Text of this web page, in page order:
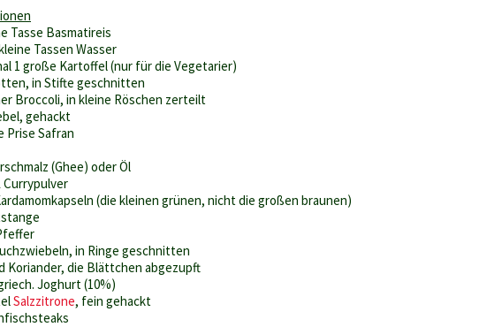
Tasse Basmatireis
Tassen Wasser
1 große Kartoffel (nur für die Vegetarier)
in Stifte geschnitten
Broccoli, in kleine Röschen zerteilt
gehackt
Prise Safran
(Ghee) oder Öl
Currypulver
(die kleinen grünen, nicht die großen braunen)
in Ringe geschnitten
Koriander, die Blättchen abgezupft
Joghurt (10%)
Salzzitrone, fein gehackt